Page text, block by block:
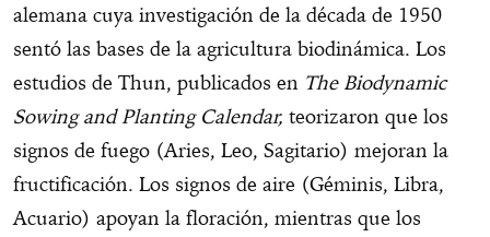
alemana cuya investigación de la década de 1950
sentó las bases de la agricultura biodinámica. Los
estudios de Thun, publicados en The Biodynamic
Sowing and Planting Calendar, teorizaron que los
signos de fuego (Aries, Leo, Sagitario) mejoran la
fructificación. Los signos de aire (Géminis, Libra,
Acuario) apoyan la floración, mientras que los